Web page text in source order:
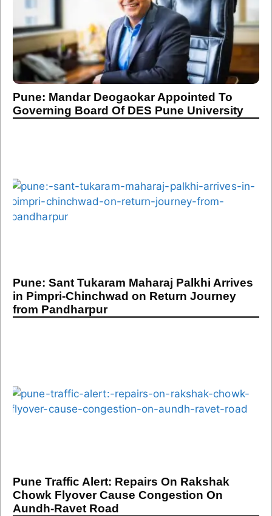
Pune: Mandar Deogaokar Appointed To
Governing Board Of DES Pune University
Pune: Sant Tukaram Maharaj Palkhi Arrives
in Pimpri-Chinchwad on Return Journey
from Pandharpur
Pune Traffic Alert: Repairs On Rakshak
Chowk Flyover Cause Congestion On
Aundh-Ravet Road